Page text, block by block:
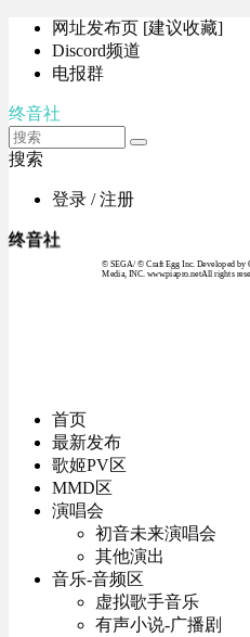
网址发布页 [建议收藏]
Discord频道
电报群
终音社
搜索
登录 / 注册
终音社
© SEGA / © Craft Egg Inc. Developed
Media, INC. www.piapro.netAll rights
首页
最新发布
歌姬PV区
MMD区
演唱会
初音未来演唱会
其他演出
音乐-音频区
虚拟歌手音乐
有声小说-广播剧